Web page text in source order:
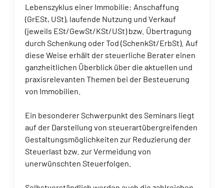
Lebenszyklus einer Immobilie: Anschaffung
(GrESt, USt), laufende Nutzung und Verkauf
(jeweils ESt/GewSt/KSt/USt) bzw. Übertragung
durch Schenkung oder Tod (SchenkSt/ErbSt). Auf
diese Weise erhält der steuerliche Berater einen
ganzheitlichen Überblick über die aktuellen und
praxisrelevanten Themen bei der Besteuerung
von Immobilien.
Ein besonderer Schwerpunkt des Seminars liegt
auf der Darstellung von steuerartübergreifenden
Gestaltungsmöglichkeiten zur Reduzierung der
Steuerlast bzw. zur Vermeidung von
unerwünschten Steuerfolgen.